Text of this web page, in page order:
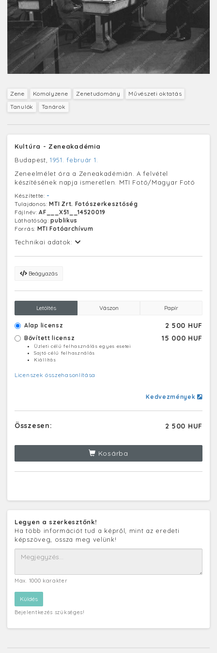
Zene Komolyzene Zenetudomány
Művészeti oktatás
Tanulók
Tanárok
Kultúra - Zeneakadémia
Budapest, 1951. február 1.
Zeneelmélet óra a Zeneakadémián. A felvétel
készítésének napja ismeretlen. MTI Fotó/Magyar Fotó
Készítette: -
Tulajdonos:MTI Zrt. Fotószerkesztőség
Fájlnév:AF___X51__14520019
Láthatóság:publikus
Forrás: MTI Fotóarchívum
Technikai adatok:
Beágyazás
Letöltés Vászon Papír
Alap licensz 2 500 HUF
Bővített licensz 15 000 HUF
Üzleti célú felhasználás egyes esetei
Sajtó célú felhasználás
Kiállítás
Licenszek összehasonlítása
Kedvezmények
Összesen: 2 500 HUF
Kosárba
Legyen a szerkesztőnk!
Ha több információt tud a képről, mint az eredeti
képszöveg, ossza meg velünk!
Max. 1000 karakter
Bejelentkezés szükséges!